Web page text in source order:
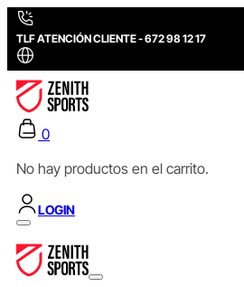
TLF ATENCIÓN CLIENTE - 672 98 12 17
0
No hay productos en el carrito.
LOGIN